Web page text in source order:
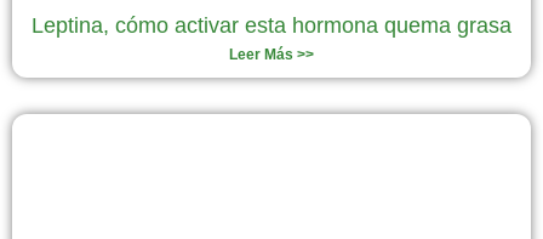
Leptina, cómo activar esta hormona quema grasa
Leer Más >>